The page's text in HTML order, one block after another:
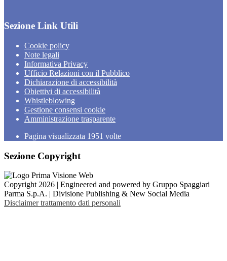
Sezione Link Utili
Cookie policy
Note legali
Informativa Privacy
Ufficio Relazioni con il Pubblico
Dichiarazione di accessibilità
Obiettivi di accessibilità
Whistleblowing
Gestione consensi cookie
Amministrazione trasparente
Pagina visualizzata 1951 volte
Sezione Copyright
Copyright 2026 | Engineered and powered by Gruppo Spaggiari
Parma S.p.A. | Divisione Publishing & New Social Media
Disclaimer trattamento dati personali